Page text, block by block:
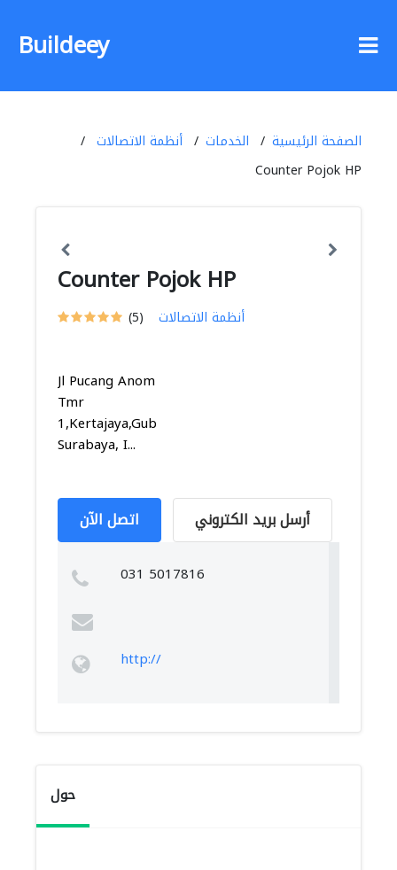
Buildeey
الصفحة الرئيسية الخدمات
أنظمة الاتصالات
Counter Pojok HP
Counter Pojok HP
(5) أنظمة الاتصالات
Jl Pucang Anom
Tmr
1,Kertajaya,Gubeng,
Surabaya, I...
اتصل الآن أرسل بريد الكتروني
031 5017816
http://
حول